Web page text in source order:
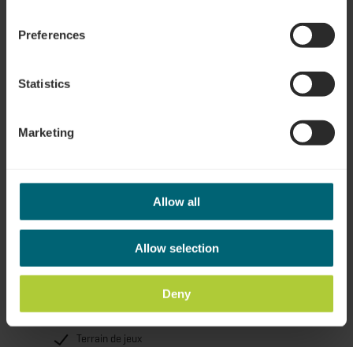
Preferences
Statistics
Marketing
Allow all
Allow selection
Deny
Accessibilité
Draps de lit
Chambre non-fumeur
Salle de réunion
Terrain de jeux